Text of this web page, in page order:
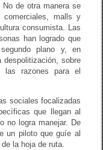
de otra manera se
comerciales, malls y
consumista. Las
han logrado que
plano y, en
sobre
las razones para el
sociales focalizadas
que llegan al
no logra manejar. De
un piloto que guíe al
la hoja de ruta.